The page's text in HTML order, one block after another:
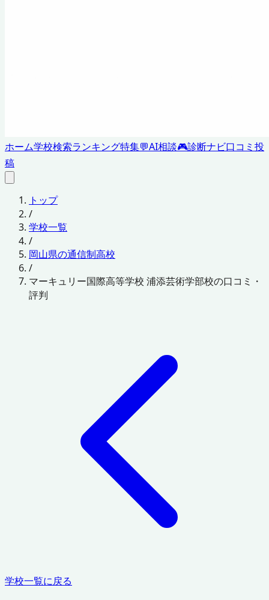
ホーム学校検索ランキング特集💬AI相談🎮診断ナビ口コミ投
稿
トップ
/
学校一覧
/
岡山県の通信制高校
/
マーキュリー国際高等学校 浦添芸術学部校の口コミ・
評判
学校一覧に戻る